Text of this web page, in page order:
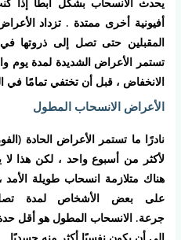
يحدث الانسحاب بشكل أبطأ إذا
أفيونية أخرى ممتدة . تزداد
المقبلين حتى تصل إلى ذروتها
تستمر الأعراض الشديدة لمدة يوم
الانخفاض ، قبل أن تختفي تمامًا في
الأعراض الانسحاب المطول
نادرًا ما تستمر الأعراض الحادة
لأكثر من أسبوع واحد ، لكن هذا
هناك متلازمة انسحاب طويلة
على بعض الأشخاص لمدة
جرعة. الانسحاب المطول هو أقل
إلى أن يكون نفسيًا أكثر منه جسديًا.